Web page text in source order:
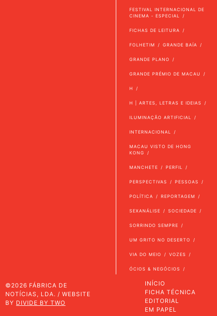
FESTIVAL INTERNACIONAL DE
CINEMA - ESPECIAL
FICHAS DE LEITURA
FOLHETIM GRANDE BAÍA
GRANDE PLANO
GRANDE PRÉMIO DE MACAU
H
H | ARTES, LETRAS E IDEIAS
ILUMINAÇÃO ARTIFICIAL
INTERNACIONAL
MACAU VISTO DE HONG
KONG
MANCHETE PERFIL
PERSPECTIVAS PESSOAS
POLÍTICA REPORTAGEM
SEXANÁLISE SOCIEDADE
SORRINDO SEMPRE
UM GRITO NO DESERTO
VIA DO MEIO VOZES
ÓCIOS & NEGÓCIOS
©2026 FÁBRICA DE
NOTÍCIAS, LDA. / WEBSITE
BY DIVIDE BY TWO
INÍCIO
FICHA TÉCNICA
EDITORIAL
EM PAPEL